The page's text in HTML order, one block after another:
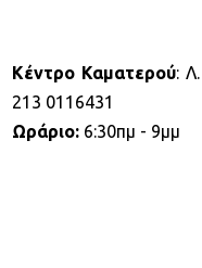
Κέντρο Καματερού:
213 0116431
Ωράριο: 6:30πμ - 9μμ